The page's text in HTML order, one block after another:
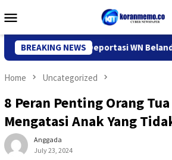
to
Menu
BREAKING NEWS
Kediri Deportasi WN Belanda, Ini
Home Uncategorized
8 Peran Penting Orang
Mengatasi Anak Yang
Anggada
July 23, 2024